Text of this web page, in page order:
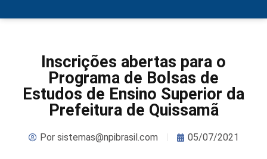
Inscrições abertas para o
Programa de Bolsas de
Estudos de Ensino Superior da
Prefeitura de Quissamã
Porsistemas@npibrasil.com 05/07/2021